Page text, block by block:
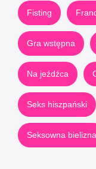
Fisting
Gra wstępna
Na jeźdźca
Seks hiszpański
Seksowna bielizna